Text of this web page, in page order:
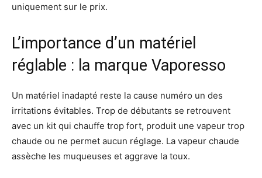
uniquement sur le prix.
L’importance d’un matériel
réglable : la marque Vaporesso
Un matériel inadapté reste la cause numéro un des
irritations évitables. Trop de débutants se retrouvent
avec un kit qui chauffe trop fort, produit une vapeur trop
chaude ou ne permet aucun réglage. La vapeur chaude
assèche les muqueuses et aggrave la toux.